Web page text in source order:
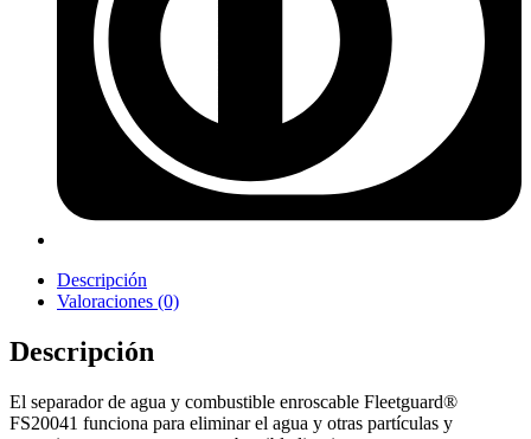
Descripción
Valoraciones (0)
Descripción
El separador de agua y combustible enroscable Fleetguard®
FS20041 funciona para eliminar el agua y otras partículas y